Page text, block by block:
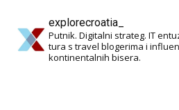
explorecroatia_
Putnik. Digitalni strateg. IT
tura s travel blogerima i
kontinentalnih bisera.